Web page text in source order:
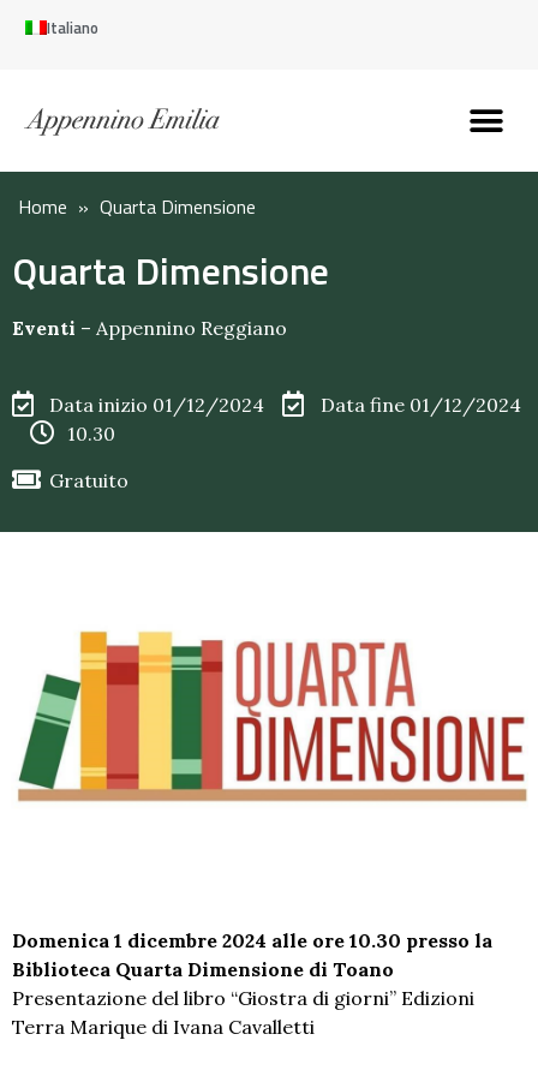
Italiano
Home » Quarta Dimensione
Quarta Dimensione
Eventi – Appennino Reggiano
Data inizio 01/12/2024
Data fine 01/12/2024
10.30
Gratuito
Domenica 1 dicembre 2024 alle ore 10.30 presso la
Biblioteca Quarta Dimensione di Toano
Presentazione del libro “Giostra di giorni” Edizioni
Terra Marique di Ivana Cavalletti